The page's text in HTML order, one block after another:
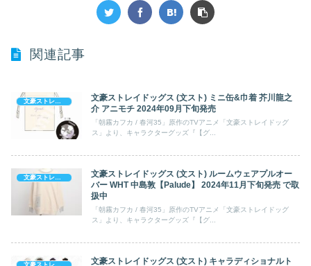
関連記事
文豪ストレイドッグス (文スト) ミニ缶&巾着 芥川龍之
介 アニモチ 2024年09月下旬発売
「朝霧カフカ / 春河35」原作のTVアニメ「文豪ストレイドッグ
ス」より、キャラクターグッズ『【グ...
文豪ストレイドッグス (文スト) ルームウェアプルオー
バー WHT 中島敦【Palude】 2024年11月下旬発売 で取
扱中
「朝霧カフカ / 春河35」原作のTVアニメ「文豪ストレイドッグ
ス」より、キャラクターグッズ『【グ...
文豪ストレイドッグス (文スト) キャラディショナルト